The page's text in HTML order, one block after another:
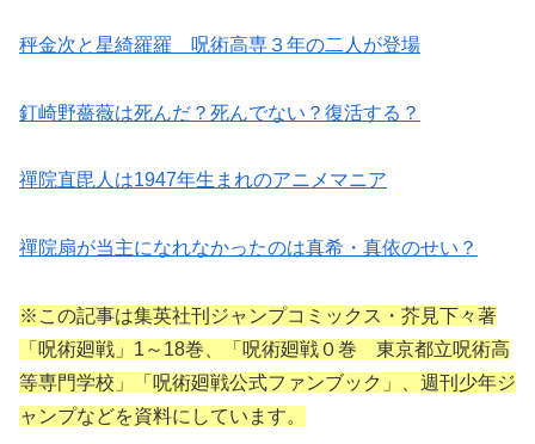
秤金次と星綺羅羅 呪術高専３年の二人が登場
釘崎野薔薇は死んだ？死んでない？復活する？
禪院直毘人は1947年生まれのアニメマニア
禪院扇が当主になれなかったのは真希・真依のせい？
※この記事は集英社刊ジャンプコミックス・芥見下々著
「呪術廻戦」1～18巻、「呪術廻戦０巻 東京都立呪術高
等専門学校」「呪術廻戦公式ファンブック」、週刊少年ジ
ャンプなどを資料にしています。